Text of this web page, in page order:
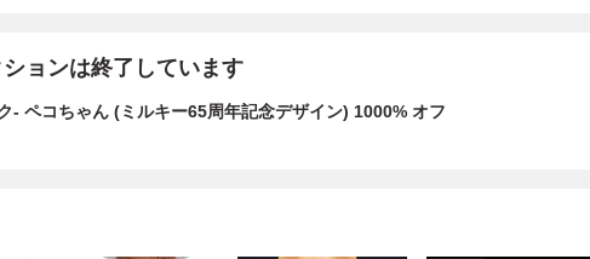
ョンは終了しています
- ペコちゃん (ミルキー65周年記念デザイン) 1000% オフ